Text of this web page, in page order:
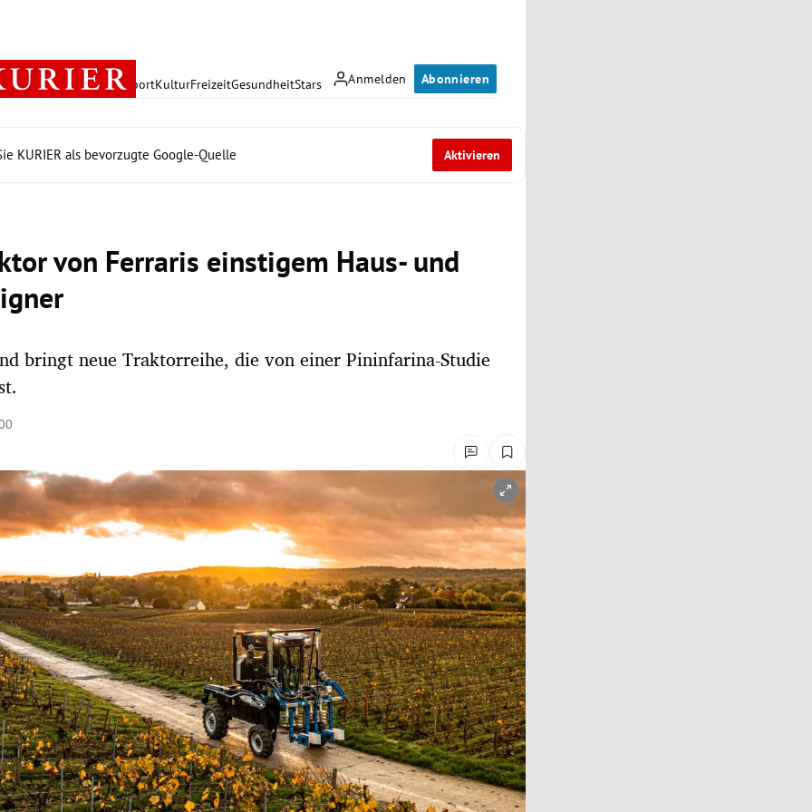
Anmelden Abonnieren
PolitikWirtschaft SportKulturFreizeitGesundheitStars
KURIER als bevorzugte Google-Quelle Aktivieren
von Ferraris einstigem Haus- und
bringt neue Traktorreihe, die von einer Pininfarina-Studie
öffnen/schließen